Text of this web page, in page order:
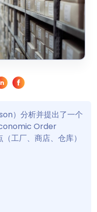
）分析并提出了一个
Order
工厂、商店、仓库）